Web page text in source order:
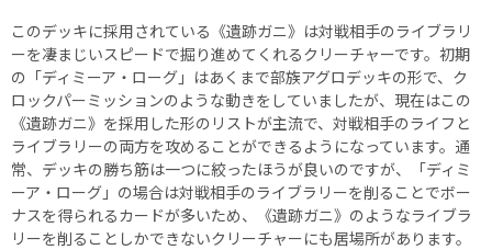
このデッキに採用されている《遺跡ガニ》は対戦相手のライブラリ
ーを凄まじいスピードで掘り進めてくれるクリーチャーです。初期
の「ディミーア・ローグ」はあくまで部族アグロデッキの形で、ク
ロックパーミッションのような動きをしていましたが、現在はこの
《遺跡ガニ》を採用した形のリストが主流で、対戦相手のライフと
ライブラリーの両方を攻めることができるようになっています。通
常、デッキの勝ち筋は一つに絞ったほうが良いのですが、「ディミ
ーア・ローグ」の場合は対戦相手のライブラリーを削ることでボー
ナスを得られるカードが多いため、《遺跡ガニ》のようなライブラ
リーを削ることしかできないクリーチャーにも居場所があります。